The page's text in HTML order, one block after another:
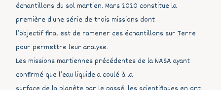
échantillons du sol martien. Mars 2020 constitue la
première d’une série de trois missions dont
l’objectif final est de ramener ces échantillons sur Terre
pour permettre leur analyse.
Les missions martiennes précédentes de la NASA ayant
confirmé que l’eau liquide a coulé à la